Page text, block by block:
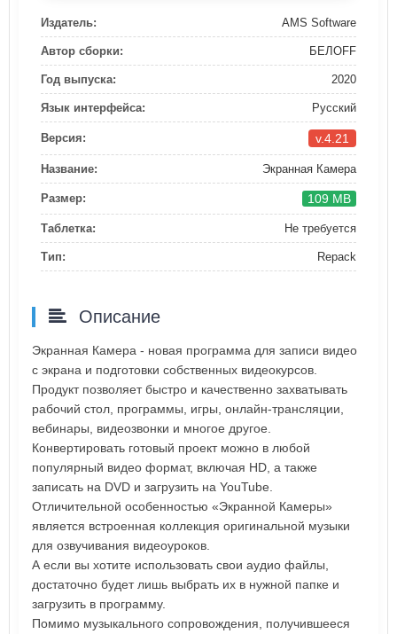
Издатель: AMS Software
Автор сборки: БЕЛOFF
Год выпуска: 2020
Язык интерфейса: Русский
Версия: v.4.21
Название: Экранная Камера
Размер: 109 MB
Таблетка: Не требуется
Тип: Repack
Описание
Экранная Камера - новая программа для записи видео
с экрана и подготовки собственных видеокурсов.
Продукт позволяет быстро и качественно захватывать
рабочий стол, программы, игры, онлайн-трансляции,
вебинары, видеозвонки и многое другое.
Конвертировать готовый проект можно в любой
популярный видео формат, включая HD, а также
записать на DVD и загрузить на YouTube.
Отличительной особенностью «Экранной Камеры»
является встроенная коллекция оригинальной музыки
для озвучивания видеоуроков.
А если вы хотите использовать свои аудио файлы,
достаточно будет лишь выбрать их в нужной папке и
загрузить в программу.
Помимо музыкального сопровождения, получившееся